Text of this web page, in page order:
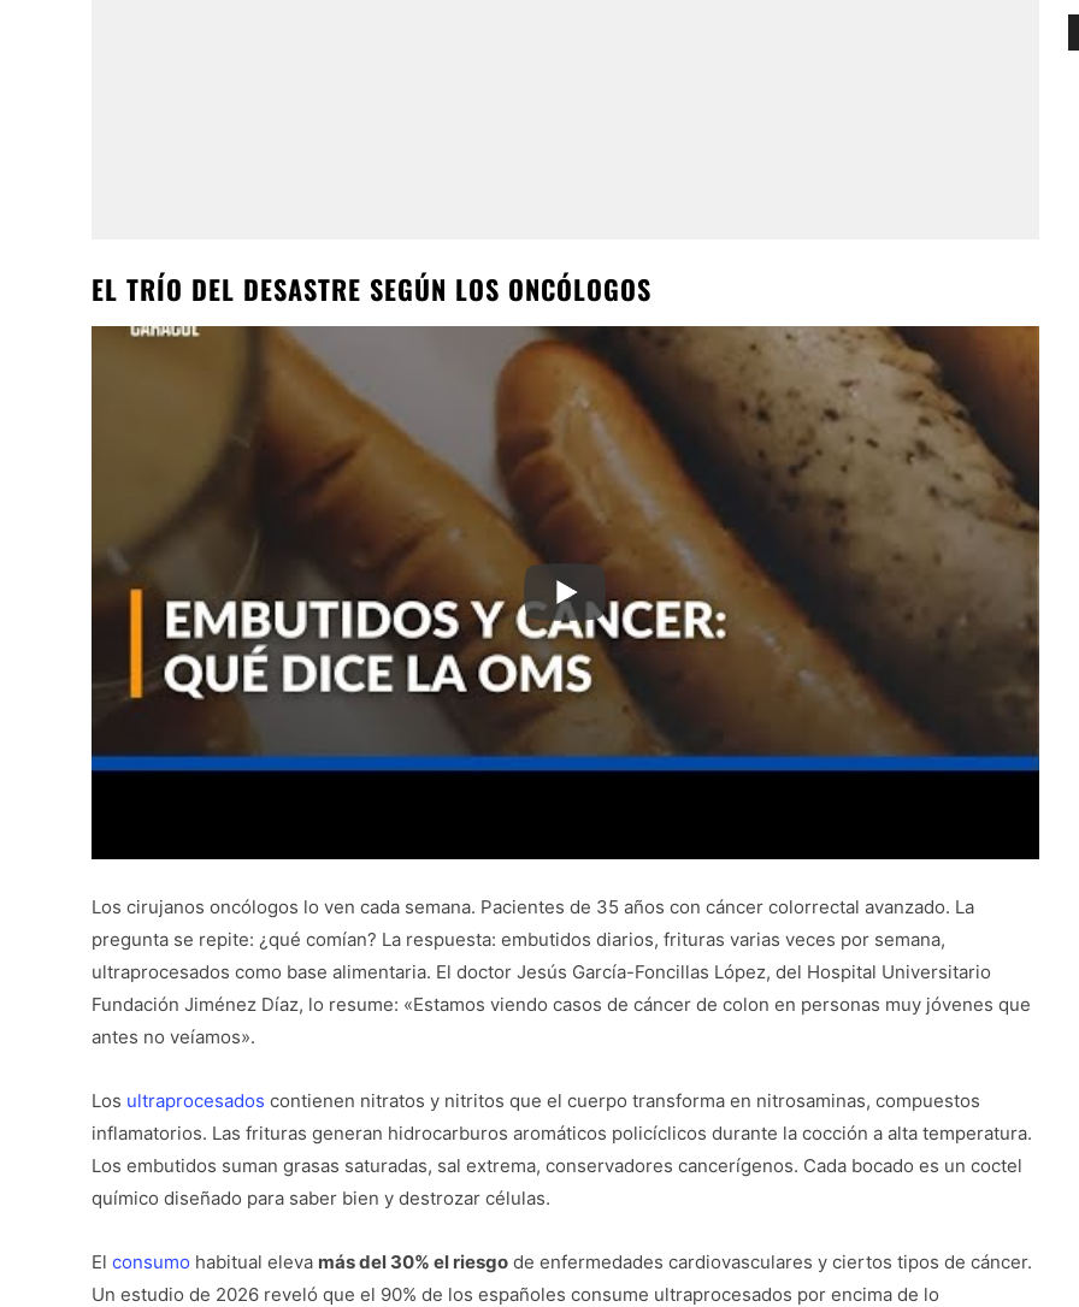
EL TRÍO DEL DESASTRE SEGÚN LOS ONCÓLOGOS
Los cirujanos oncólogos lo ven cada semana. Pacientes de 35 años con cáncer colorrectal avanzado. La
pregunta se repite: ¿qué comían? La respuesta: embutidos diarios, frituras varias veces por semana,
ultraprocesados como base alimentaria. El doctor Jesús García-Foncillas López, del Hospital Universitario
Fundación Jiménez Díaz, lo resume: «Estamos viendo casos de cáncer de colon en personas muy jóvenes que
antes no veíamos».
Los ultraprocesados contienen nitratos y nitritos que el cuerpo transforma en nitrosaminas, compuestos
inflamatorios. Las frituras generan hidrocarburos aromáticos policíclicos durante la cocción a alta temperatura.
Los embutidos suman grasas saturadas, sal extrema, conservadores cancerígenos. Cada bocado es un coctel
químico diseñado para saber bien y destrozar células.
El consumo habitual eleva más del 30% el riesgo de enfermedades cardiovasculares y ciertos tipos de cáncer.
Un estudio de 2026 reveló que el 90% de los españoles consume ultraprocesados por encima de lo